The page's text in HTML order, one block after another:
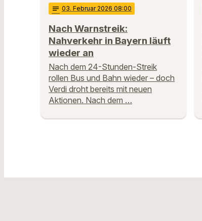
notes 03. Februar 2026 08:00
Nach Warnstreik:
Nahverkehr in Bayern läuft
wieder an
Nach dem 24-Stunden-Streik
rollen Bus und Bahn wieder – doch
Verdi droht bereits mit neuen
Aktionen. Nach dem …